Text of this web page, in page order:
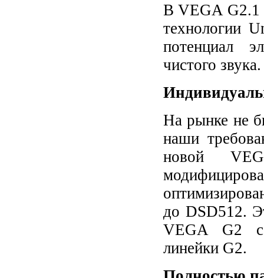
В VEGA G2.1
технологии
потенциал
чистого
На рынке не
наши
новой
до DSD512.
VEGA G2
линейки G2.